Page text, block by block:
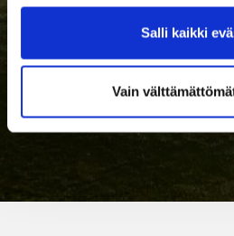
Salli kaikki
Vain